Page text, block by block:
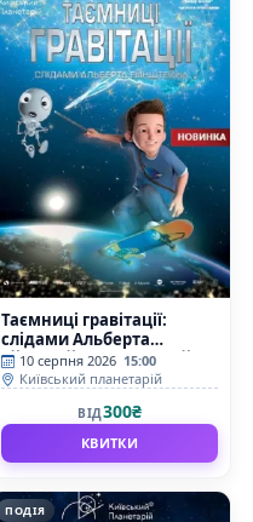
Таємниці гравітації:
слідами Альберта
Ейнштейна (Київський
планетарій)
10 серпня 2026 15:00
Київський планетарій
ВІД300₴
КВИТКИ
ПОДІЯ